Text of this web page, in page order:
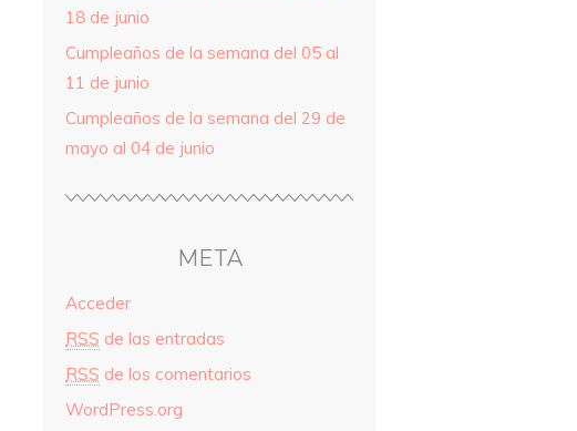
18 de junio
Cumpleaños de la semana del 05 al
11 de junio
Cumpleaños de la semana del 29 de
mayo al 04 de junio
META
Acceder
RSS de las entradas
RSS de los comentarios
WordPress.org